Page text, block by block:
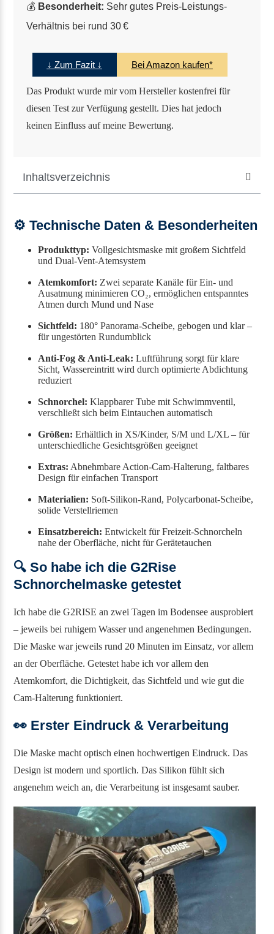
💰 Besonderheit: Sehr gutes Preis-Leistungs-
Verhältnis bei rund 30 €
↓ Zum Fazit ↓ Bei Amazon kaufen*
Das Produkt wurde mir vom Hersteller kostenfrei für
diesen Test zur Verfügung gestellt. Dies hat jedoch
keinen Einfluss auf meine Bewertung.
Inhaltsverzeichnis
⚙️ Technische Daten & Besonderheiten
Produkttyp: Vollgesichtsmaske mit großem Sichtfeld
und Dual-Vent-Atemsystem
Atemkomfort: Zwei separate Kanäle für Ein- und
Ausatmung minimieren CO₂, ermöglichen entspanntes
Atmen durch Mund und Nase
Sichtfeld: 180° Panorama-Scheibe, gebogen und klar –
für ungestörten Rundumblick
Anti-Fog & Anti-Leak: Luftführung sorgt für klare
Sicht, Wassereintritt wird durch optimierte Abdichtung
reduziert
Schnorchel: Klappbarer Tube mit Schwimmventil,
verschließt sich beim Eintauchen automatisch
Größen: Erhältlich in XS/Kinder, S/M und L/XL – für
unterschiedliche Gesichtsgrößen geeignet
Extras: Abnehmbare Action-Cam-Halterung, faltbares
Design für einfachen Transport
Materialien: Soft-Silikon-Rand, Polycarbonat-Scheibe,
solide Verstellriemen
Einsatzbereich: Entwickelt für Freizeit-Schnorcheln
nahe der Oberfläche, nicht für Gerätetauchen
🔍 So habe ich die G2Rise
Schnorchelmaske getestet
Ich habe die G2RISE an zwei Tagen im Bodensee ausprobiert
– jeweils bei ruhigem Wasser und angenehmen Bedingungen.
Die Maske war jeweils rund 20 Minuten im Einsatz, vor allem
an der Oberfläche. Getestet habe ich vor allem den
Atemkomfort, die Dichtigkeit, das Sichtfeld und wie gut die
Cam-Halterung funktioniert.
👀 Erster Eindruck & Verarbeitung
Die Maske macht optisch einen hochwertigen Eindruck. Das
Design ist modern und sportlich. Das Silikon fühlt sich
angenehm weich an, die Verarbeitung ist insgesamt sauber.